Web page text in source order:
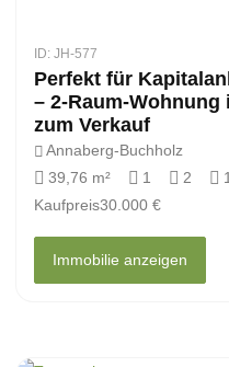
ID: JH-577
Perfekt für
– 2-Raum-
zum Verkauf
Annaberg-Buchholz
39,76 m²
1 2
1
Kaufpreis30.000 €
Immobilie anzeigen